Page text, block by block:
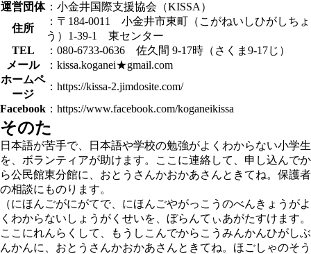
運営団体 ：小金井国際支援協会（KISSA）
住所
：〒184-0011 小金井市東町（こがねいしひがしちょ
う）1-39-1 東センター
TEL
：080-6733-0636 佐久間 9-17時（さくま9-17じ）
メール
：kissa.koganei★gmail.com
ホームペ
ージ
：https://kissa-2.jimdosite.com/
Facebook ：https://www.facebook.com/koganeikissa
そのた
日本語が苦手で、日本語や学校の勉強がよくわからない小学生
を、ボランティアが助けます。ここに連絡して、申し込んでか
ら公民館東分館に、おとうさんかおかあさんときてね。保護者
の相談にものります。
（にほんごがにがてで、にほんごやがっこうのべんきょうがよ
くわからないしょうがくせいを、ぼらんてぃあがたすけます。
ここにれんらくして、もうしこんでからこうみんかんひがしぶ
んかんに、おとうさんかおかあさんときてね。ほごしゃのそう